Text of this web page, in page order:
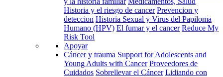
Historia y el riesgo de cancer Prevencion y
deteccion Historia Sexual y Virus del Papiloma
Humano (HPV) El fumar y el cancer Reduce My
Risk Tool
Apoyar
Cáncer y trauma Support for Adolescents and
Young Adults with Cancer Proveedores de
Cuidados Sobrellevar el Cáncer Lidiando con